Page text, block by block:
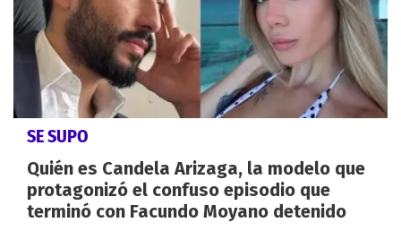
SE SUPO
Quién es Candela Arizaga, la modelo que
protagonizó el confuso episodio que
terminó con Facundo Moyano detenido